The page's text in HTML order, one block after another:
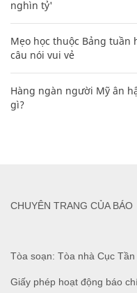
nghìn tỷ'
Mẹo học thuộc Bảng tuần
câu nói vui vẻ
Hàng ngàn người Mỹ ân
gì?
Tòa soạn: Tòa nhà Cục
Giấy phép hoạt động báo
CHUYÊN TRANG CỦA BÁO